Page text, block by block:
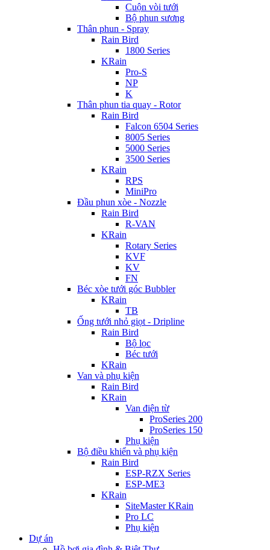
Cuộn vòi tưới
Bộ phun sương
Thân phun - Spray
Rain Bird
1800 Series
KRain
Pro-S
NP
K
Thân phun tia quay - Rotor
Rain Bird
Falcon 6504 Series
8005 Series
5000 Series
3500 Series
KRain
RPS
MiniPro
Đầu phun xòe - Nozzle
Rain Bird
R-VAN
KRain
Rotary Series
KVF
KV
FN
Béc xòe tưới góc Bubbler
KRain
TB
Ống tưới nhỏ giọt - Dripline
Rain Bird
Bộ lọc
Béc tưới
KRain
Van và phụ kiện
Rain Bird
KRain
Van điện từ
ProSeries 200
ProSeries 150
Phụ kiện
Bộ điều khiển và phụ kiện
Rain Bird
ESP-RZX Series
ESP-ME3
KRain
SiteMaster KRain
Pro LC
Phụ kiện
Dự án